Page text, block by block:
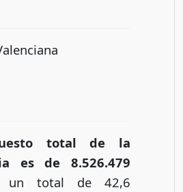
total de la
es de 8.526.479
un total de 42,6